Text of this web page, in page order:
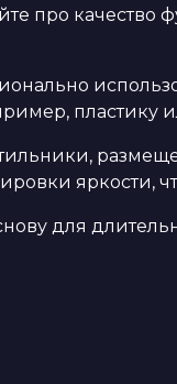
про качество
пластику
яркости,
для